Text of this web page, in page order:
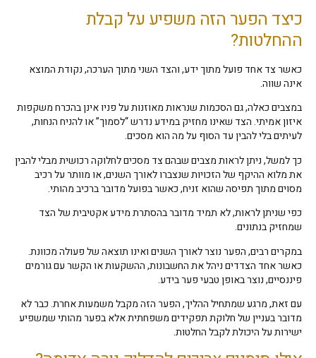
כיצד הפער הזה משפיע על קבלת
ההחלטות?
כאשר צד אחד פועל מתוך ידע, והצד השני מתוך הערכה, נקודת המוצא
אינה שווה.
במצבים כאלה, גם הסכמות שנראות מאוזנות על פניו אינן בהכרח משקפות
איזון אמיתי. הצד שאינו מחזיק במידע נדרש “לסמוך” או להניח הנחות,
לעיתים בלי להבין עד הסוף על מה הוא מסכים.
כך למשל, ניתן לראות מצבים שבהם צד מסכים לחלוקה רכושית מבלי להבין
את מלוא ההיקף של הזכויות שנצברו לאורך השנים, או מוותר על רכיב
מסוים מתוך תפיסה שהוא זניח, כאשר בפועל מדובר ברכיב מהותי.
כפי שניתן לראות, לא תמיד מדובר בהסתרת מידע אקטיבית של הצד
שמחזיק בנתונים.
במקרים רבים, הפער נוצר לאורך השנים ואינו תוצאה של פעולה מכוונת.
כאשר אחד הצדדים ניהל את החשבונות, ההשקעות או הקשר עם גורמים
פיננסיים, נוצר באופן טבעי פער בידע.
עם זאת, מרגע שמתחיל ההליך, הפער הזה מקבל משמעות אחרת. כבר לא
מדובר בעניין של חלוקת תפקידים משפחתית אלא בפער מהותי שמשפיע
ישירות על היכולת לקבל החלטות.